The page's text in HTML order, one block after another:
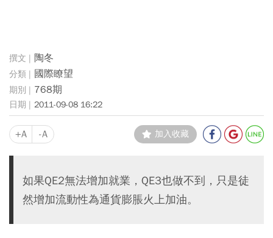
陶冬
國際瞭望
768期
2011-09-08 16:22
+A -A 加入收藏
如果QE2無法增加就業，QE3也做不到，只是徒
然增加流動性為通貨膨脹火上加油。